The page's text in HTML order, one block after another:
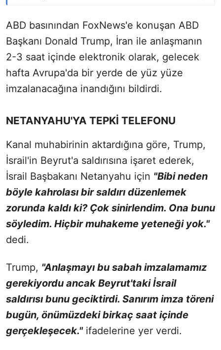
ABD basınından FoxNews'e konuşan ABD
Başkanı Donald Trump, İran ile anlaşmanın
2-3 saat içinde elektronik olarak, gelecek
hafta Avrupa'da bir yerde de yüz yüze
imzalanacağına inandığını bildirdi.
NETANYAHU'YA TEPKİ TELEFONU
Kanal muhabirinin aktardığına göre, Trump,
İsrail'in Beyrut'a saldırısına işaret ederek,
İsrail Başbakanı Netanyahu için "Bibi neden
böyle kahrolası bir saldırı düzenlemek
zorunda kaldı ki? Çok sinirlendim. Ona bunu
söyledim. Hiçbir muhakeme yeteneği yok."
dedi.
Trump, "Anlaşmayı bu sabah imzalamamız
gerekiyordu ancak Beyrut'taki İsrail
saldırısı bunu geciktirdi. Sanırım imza töreni
bugün, önümüzdeki birkaç saat içinde
gerçekleşecek."ifadelerine yer verdi.